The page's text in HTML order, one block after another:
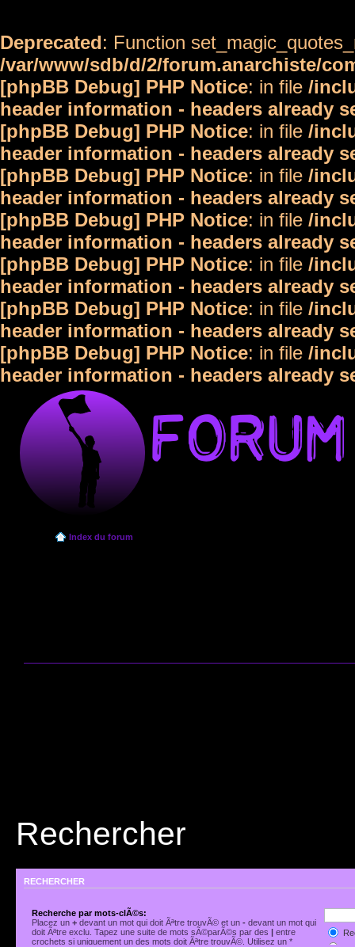
Deprecated: Function
/var/www/sdb/d/2/forum.anarchiste/
[phpBB Debug] PHP Notice: in file /
header information - headers already
[phpBB Debug] PHP Notice: in file /
header information - headers already
[phpBB Debug] PHP Notice: in file /
header information - headers already
[phpBB Debug] PHP Notice: in file /
header information - headers already
[phpBB Debug] PHP Notice: in file /
header information - headers already
[phpBB Debug] PHP Notice: in file /
header information - headers already
[phpBB Debug] PHP Notice: in file /
header information - headers already
Index du forum
Rechercher
RECHERCHER
Recherche par mots-clÃ©s:
Placez un+ devant un mot qui doit Ãªtre trouvÃ© et un- devant un mot qui
doit Ãªtre exclu. Tapez une suite de mots sÃ©parÃ©s par des| entre
crochets si uniquement un des mots doit Ãªtre trouvÃ©. Utilisez un *